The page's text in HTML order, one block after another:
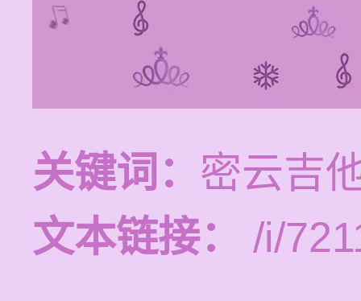
关键词： 密云吉
文本链接：
/i/